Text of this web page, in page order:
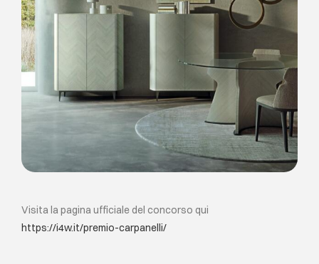
Visita la pagina ufficiale del concorso qui
https://i4w.it/premio-carpanelli/